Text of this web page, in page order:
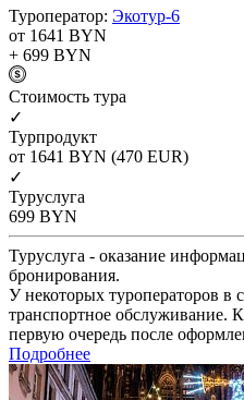
Туроператор: Экотур-6
от 1641 BYN
+ 699 BYN
Cтоимость тура
✓
Турпродукт
от 1641 BYN (470 EUR)
✓
Туруслуга
699 BYN
Туруслуга - оказание
бронирования.
У некоторых туроператоров в
транспортное обслуживание.
первую очередь после
Подробнее